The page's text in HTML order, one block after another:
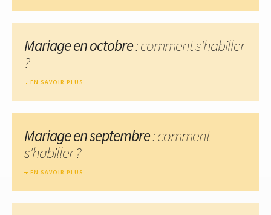
Mariage en octobre: comment s'habiller
?
EN SAVOIR PLUS
Mariage en septembre: comment
s'habiller ?
EN SAVOIR PLUS